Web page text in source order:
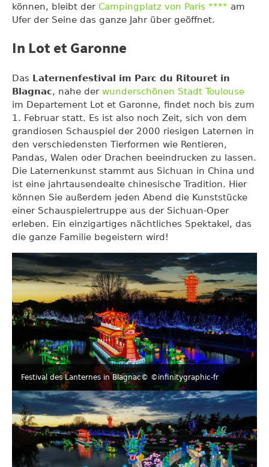
können, bleibt der Campingplatz von Paris **** am
Ufer der Seine das ganze Jahr über geöffnet.
In Lot et Garonne
Das Laternenfestival im Parc du Ritouret in
Blagnac, nahe der wunderschönen Stadt Toulouse
im Departement Lot et Garonne, findet noch bis zum
1. Februar statt. Es ist also noch Zeit, sich von dem
grandiosen Schauspiel der 2000 riesigen Laternen in
den verschiedensten Tierformen wie Rentieren,
Pandas, Walen oder Drachen beeindrucken zu lassen.
Die Laternenkunst stammt aus Sichuan in China und
ist eine jahrtausendealte chinesische Tradition. Hier
können Sie außerdem jeden Abend die Kunststücke
einer Schauspielertruppe aus der Sichuan-Oper
erleben. Ein einzigartiges nächtliches Spektakel, das
die ganze Familie begeistern wird!
Festival des Lanternes in Blagnac© ©infinitygraphic-fr